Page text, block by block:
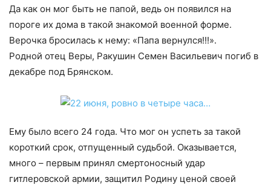
Да как он мог быть не папой, ведь он появился на
пороге их дома в такой знакомой военной форме.
Верочка бросилась к нему: «Папа вернулся!!!».
Родной отец Веры, Ракушин Семен Васильевич погиб в
декабре под Брянском.
Ему было всего 24 года. Что мог он успеть за такой
короткий срок, отпущенный судьбой. Оказывается,
много – первым принял смертоносный удар
гитлеровской армии, защитил Родину ценой своей